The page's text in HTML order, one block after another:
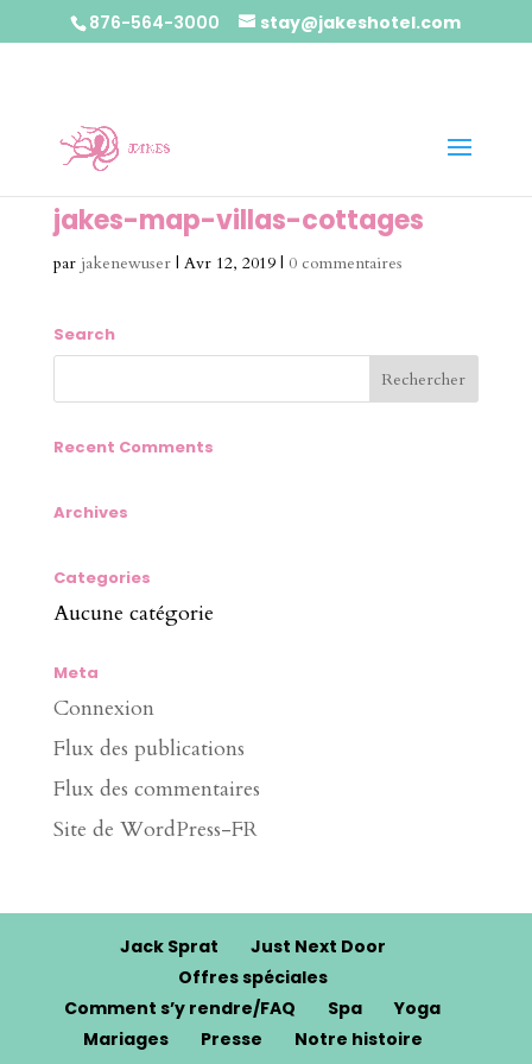
876-564-3000 stay@jakeshotel.com
jakes-map-villas-cottages
par jakenewuser| Avr 12, 2019| 0 commentaires
Search
Recent Comments
Archives
Categories
Aucune catégorie
Meta
Connexion
Flux des publications
Flux des commentaires
Site de WordPress-FR
Jack Sprat
Just Next Door
Offres spéciales
Comment s’y rendre/FAQ
Spa
Yoga
Mariages
Presse Notre histoire